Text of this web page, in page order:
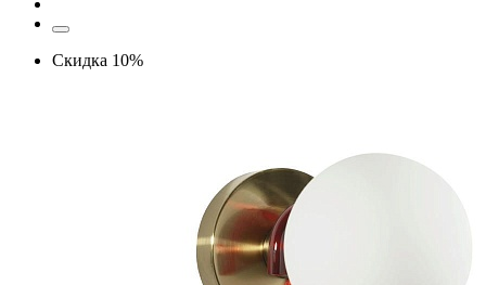
Скидка 10%